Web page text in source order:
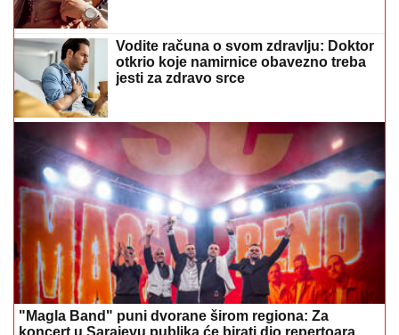
Vodite računa o svom zdravlju: Doktor
otkrio koje namirnice obavezno treba
jesti za zdravo srce
"Magla Band" puni dvorane širom regiona: Za
koncert u Sarajevu publika će birati dio repertoara